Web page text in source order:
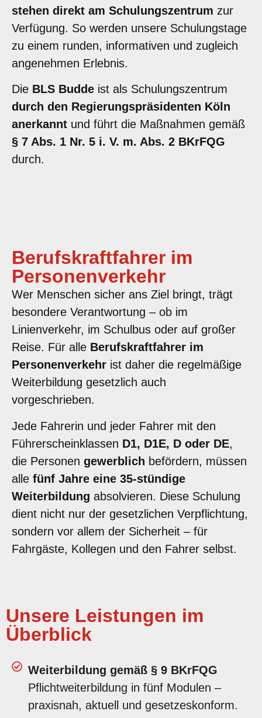
stehen direkt am Schulungszentrum zur
Verfügung. So werden unsere Schulungstage
zu einem runden, informativen und zugleich
angenehmen Erlebnis.
Die BLS Budde ist als Schulungszentrum
durch den Regierungspräsidenten Köln
anerkannt und führt die Maßnahmen gemäß
§ 7 Abs. 1 Nr. 5 i. V. m. Abs. 2 BKrFQG
durch.
Berufskraftfahrer im
Personenverkehr
Wer Menschen sicher ans Ziel bringt, trägt
besondere Verantwortung – ob im
Linienverkehr, im Schulbus oder auf großer
Reise. Für alle Berufskraftfahrer im
Personenverkehr ist daher die regelmäßige
Weiterbildung gesetzlich auch
vorgeschrieben.
Jede Fahrerin und jeder Fahrer mit den
Führerscheinklassen D1, D1E, D oder DE,
die Personen gewerblich befördern, müssen
alle fünf Jahre eine 35-stündige
Weiterbildung absolvieren. Diese Schulung
dient nicht nur der gesetzlichen Verpflichtung,
sondern vor allem der Sicherheit – für
Fahrgäste, Kollegen und den Fahrer selbst.
Unsere Leistungen im
Überblick
Weiterbildung gemäß § 9 BKrFQG
Pflichtweiterbildung in fünf Modulen –
praxisnah, aktuell und gesetzeskonform.